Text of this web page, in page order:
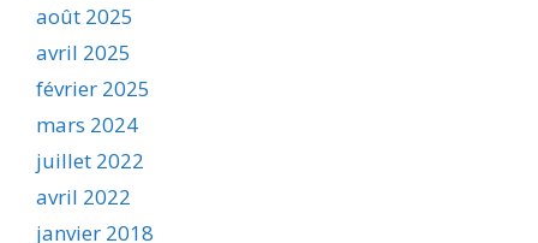
août 2025
avril 2025
février 2025
mars 2024
juillet 2022
avril 2022
janvier 2018